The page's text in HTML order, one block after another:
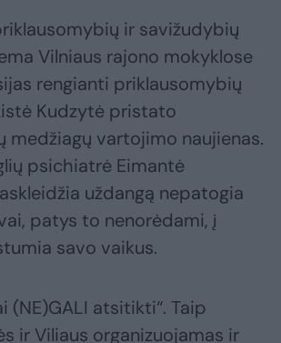
ir savižudybių
Vilniaus rajono mokyklose
rengianti priklausomybių
Kudzytė pristato
medžiagų vartojimo naujienas.
psichiatrė Eimantė
uždangą nepatogia
patys to nenorėdami, į
savo vaikus.
(NE)GALI atsitikti“. Taip
ir Viliaus organizuojamas ir